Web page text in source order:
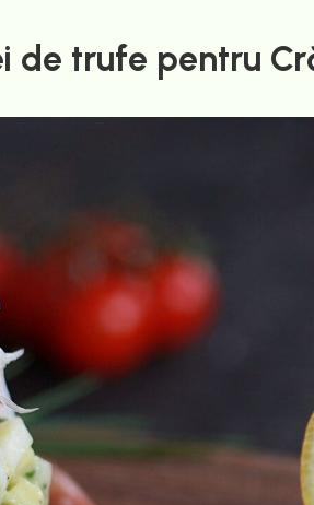
de trufe pentru